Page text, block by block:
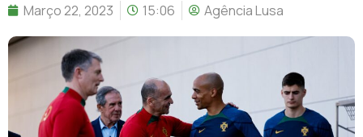
Março 22, 2023 15:06 Agência Lusa